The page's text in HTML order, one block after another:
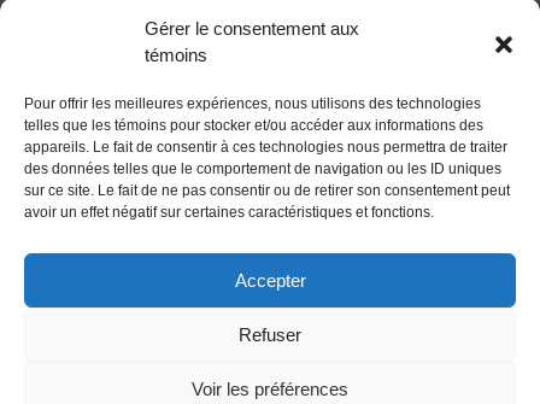
Gérer le consentement aux
témoins
Pour offrir les meilleures expériences, nous utilisons des technologies
telles que les témoins pour stocker et/ou accéder aux informations des
appareils. Le fait de consentir à ces technologies nous permettra de traiter
des données telles que le comportement de navigation ou les ID uniques
sur ce site. Le fait de ne pas consentir ou de retirer son consentement peut
avoir un effet négatif sur certaines caractéristiques et fonctions.
Accepter
Refuser
Voir les préférences
Activités
Nouvelles